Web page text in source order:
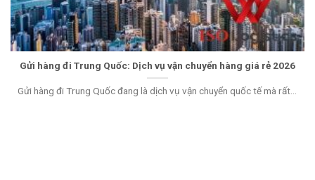
Gửi hàng đi Trung Quốc: Dịch vụ vận chuyển hàng giá rẻ 2026
Gửi hàng đi Trung Quốc đang là dịch vụ vận chuyển quốc tế mà rất...